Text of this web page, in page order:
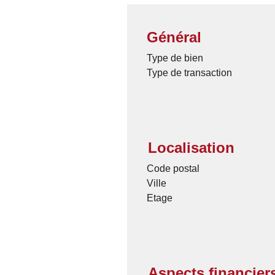
Général
Type de bien
Type de transaction
Localisation
Code postal
Ville
Etage